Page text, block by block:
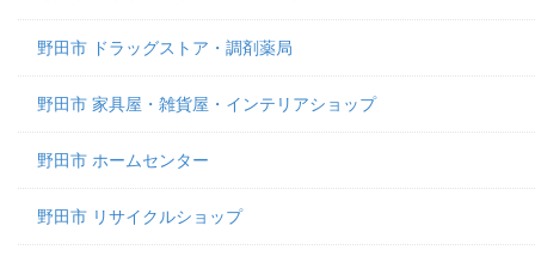
野田市 ドラッグストア・調剤薬局
野田市 家具屋・雑貨屋・インテリアショップ
野田市 ホームセンター
野田市 リサイクルショップ